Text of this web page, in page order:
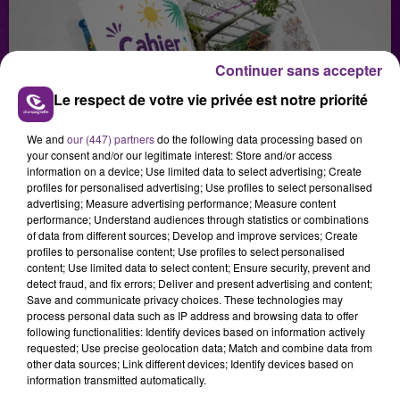
29 juillet 2026
GAGNEZ VOTRE SÉJOUR AU CENTER
PARCS DU LAC D’AILETTE AVEC
CHAMPAGNE FM
LES PODCASTS
Le respect de votre vie privée est notre priorité
We and our (447) partnersdo the following data processing based on
your consent and/or our legitimate interest: Store and/or access
information on a device; Use limited data to select advertising; Create
profiles for personalised advertising; Use profiles to select personalised
advertising; Measure advertising performance; Measure content
performance; Understand audiences through statistics or combinations
of data from different sources; Develop and improve services; Create
profiles to personalise content; Use profiles to select personalised
content; Use limited data to select content; Ensure security, prevent and
detect fraud, and fix errors; Deliver and present advertising and content;
Save and communicate privacy choices. These technologies may
process personal data such as IP address and browsing data to offer
following functionalities: Identify devices based on information actively
requested; Use precise geolocation data; Match and combine data from
other data sources; Link different devices; Identify devices based on
information transmitted automatically.
Continuer sans accepter